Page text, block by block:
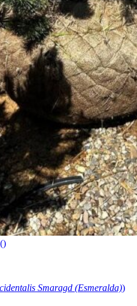
()
Smaragd (Esmeralda))